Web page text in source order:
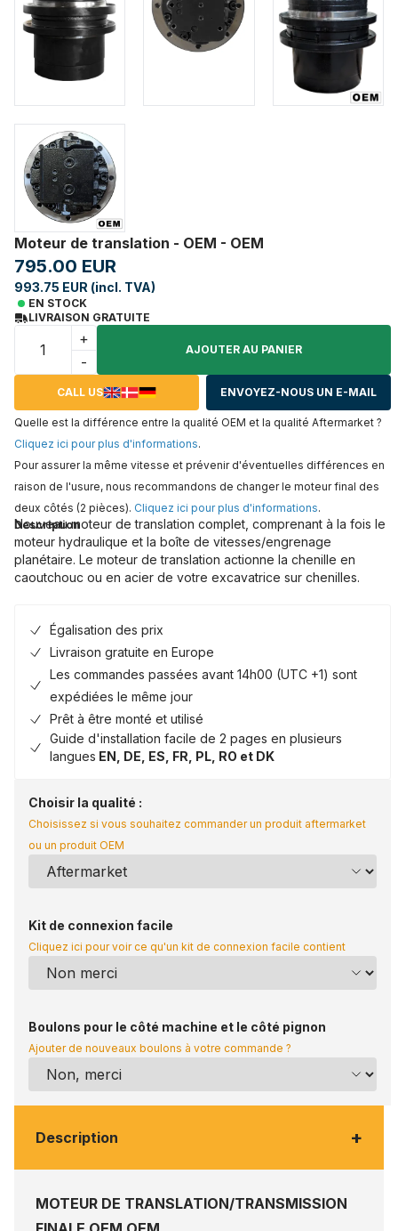
Moteur de translation - OEM - OEM
795.00 EUR
993.75 EUR (incl. TVA)
EN STOCK
LIVRAISON GRATUITE
+
-
AJOUTER AU PANIER
CALL US ENVOYEZ-NOUS UN E-MAIL
Quelle est la différence entre la qualité OEM et la qualité Aftermarket ?
Cliquez ici pour plus d'informations.
Pour assurer la même vitesse et prévenir d'éventuelles différences en
raison de l'usure, nous recommandons de changer le moteur final des
deux côtés (2 pièces). Cliquez ici pour plus d'informations.
Description
Nouveau moteur de translation complet, comprenant à la fois le
moteur hydraulique et la boîte de vitesses/engrenage
planétaire. Le moteur de translation actionne la chenille en
caoutchouc ou en acier de votre excavatrice sur chenilles.
Égalisation des prix
Livraison gratuite en Europe
Les commandes passées avant 14h00 (UTC +1) sont
expédiées le même jour
Prêt à être monté et utilisé
Guide d'installation facile de 2 pages en plusieurs
langues EN, DE, ES, FR, PL, RO et DK
Choisir la qualité :
Choisissez si vous souhaitez commander un produit aftermarket
ou un produit OEM
Kit de connexion facile
Cliquez ici pour voir ce qu'un kit de connexion facile contient
Boulons pour le côté machine et le côté pignon
Ajouter de nouveaux boulons à votre commande ?
Description +
MOTEUR DE TRANSLATION/TRANSMISSION